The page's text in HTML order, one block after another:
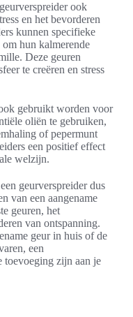
ook
en het bevorderen
kunnen specifieke
om hun kalmerende
Deze geuren
te creëren en stress
gebruikt worden voor
oliën te gebruiken,
of pepermunt
een positief effect
welzijn.
geurverspreider dus
van een aangename
geuren, het
van ontspanning.
geur in huis of de
een
toevoeging zijn aan je